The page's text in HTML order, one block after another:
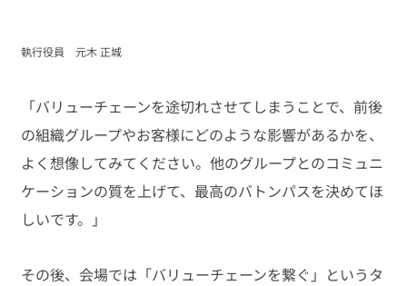
執行役員　元木 正城
「バリューチェーンを途切れさせてしまうことで、前後
の組織グループやお客様にどのような影響があるかを、
よく想像してみてください。他のグループとのコミュニ
ケーションの質を上げて、最高のバトンパスを決めてほ
しいです。」
その後、会場では「バリューチェーンを繋ぐ」というタ